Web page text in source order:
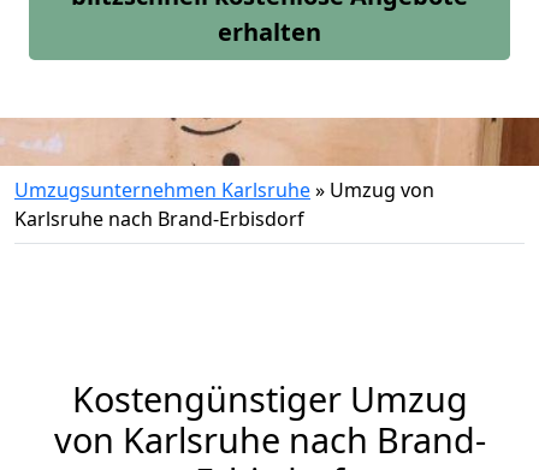
erhalten
Umzugsunternehmen Karlsruhe» Umzug von
Karlsruhe nach Brand-Erbisdorf
Kostengünstiger Umzug
von Karlsruhe nach Brand-